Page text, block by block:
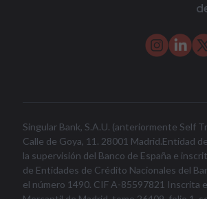
Singular Bank, S.A.U. (anteriormente Self
Calle de Goya, 11. 28001 Madrid.Entidad
la supervisión del Banco de España e
de Entidades de Crédito Nacionales del
el número 1490. CIF A-85597821 Inscrita